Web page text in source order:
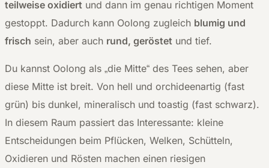
teilweise oxidiert und dann im genau richtigen Moment
gestoppt. Dadurch kann Oolong zugleich blumig und
frisch sein, aber auch rund, geröstet und tief.
Du kannst Oolong als „die Mitte“ des Tees sehen, aber
diese Mitte ist breit. Von hell und orchideenartig (fast
grün) bis dunkel, mineralisch und toastig (fast schwarz).
In diesem Raum passiert das Interessante: kleine
Entscheidungen beim Pflücken, Welken, Schütteln,
Oxidieren und Rösten machen einen riesigen